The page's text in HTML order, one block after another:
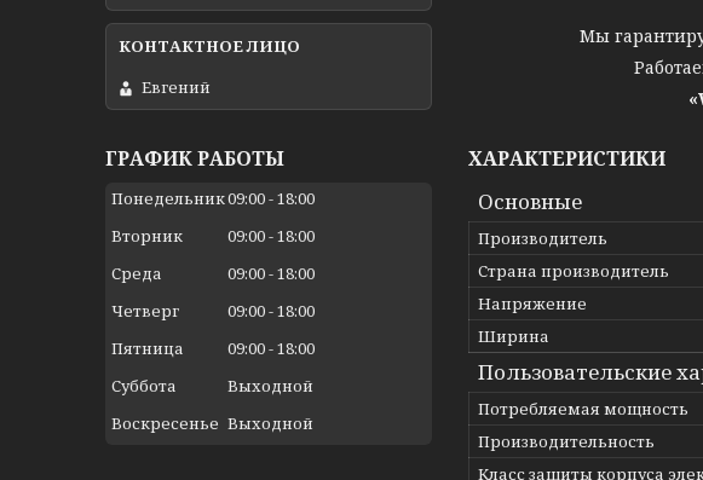
Мы
ХАРАКТЕРИСТИКИ
Основные
Производитель
Страна производитель
Напряжение
Ширина
Пользовательские
Потребляемая мощность
Производительность
Класс защиты корпуса
Евгений
ГРАФИК РАБОТЫ
Понедельник09:00 18:00
Вторник
09:00 18:00
Среда
09:00 18:00
Четверг
09:00 18:00
Пятница
09:00 18:00
Суббота
Выходной
Воскресенье Выходной